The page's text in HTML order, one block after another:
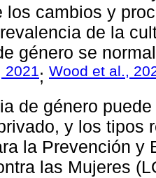
los cambios y
de la
género se
2021; Wood et al.,
de género
y los tipos
la Prevención y
las Mujeres